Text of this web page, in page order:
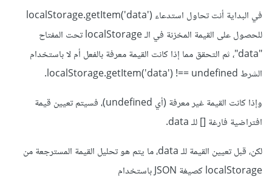
في البداية أنت تحاول استدعاء localStorage.getItem('data')
للحصول على القيمة المخزنة في الـ localStorage تحت المفتاح
"data"، ثم التحقق مما إذا كانت القيمة معرفة بالفعل أم لا باستخدام
الشرط localStorage.getItem('data') !== undefined.
وإذا كانت القيمة غير معرفة (أي undefined)، فسيتم تعيين قيمة
افتراضية فارغة [] للـ data.
لكن، قبل تعيين القيمة للـ data، ما يتم هو تحليل القيمة المسترجعة من
localStorage كصيغة JSON باستخدام